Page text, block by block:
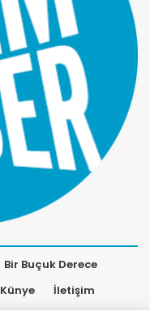
Bir Buçuk Derece
Künye İletişim